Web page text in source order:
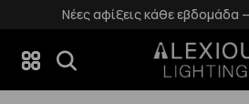
Νέες αφίξεις κάθε εβδομάδα